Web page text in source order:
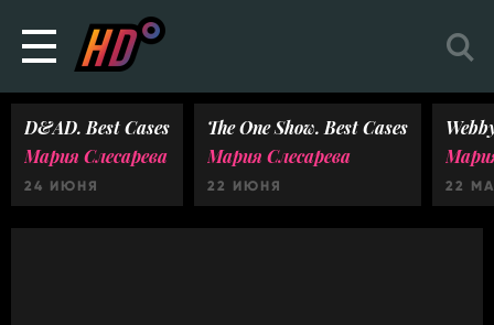
D&AD. Best Cases
Мария Слесарева
24 ИЮНЯ
The One Show. Best Cases
Мария Слесарева
22 ИЮНЯ 22